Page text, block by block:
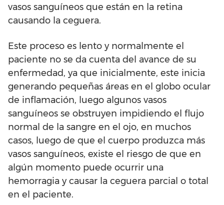
vasos sanguíneos que están en la retina
causando la ceguera.
Este proceso es lento y normalmente el
paciente no se da cuenta del avance de su
enfermedad, ya que inicialmente, este inicia
generando pequeñas áreas en el globo ocular
de inflamación, luego algunos vasos
sanguíneos se obstruyen impidiendo el flujo
normal de la sangre en el ojo, en muchos
casos, luego de que el cuerpo produzca más
vasos sanguíneos, existe el riesgo de que en
algún momento puede ocurrir una
hemorragia y causar la ceguera parcial o total
en el paciente.